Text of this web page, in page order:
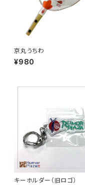
京丸うちわ
¥980
キーホルダー（旧ロゴ）